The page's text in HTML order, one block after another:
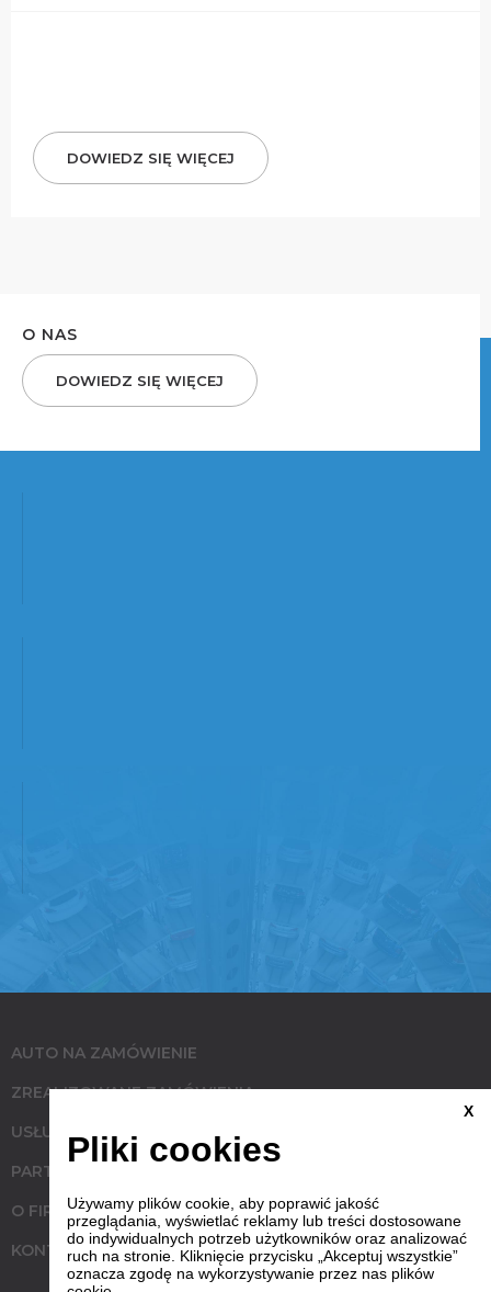
DOWIEDZ SIĘ WIĘCEJ
O NAS
DOWIEDZ SIĘ WIĘCEJ
AUTO NA ZAMÓWIENIE
ZREALIZOWANE ZAMÓWIENIA
USŁUGI
PARTNERZY
O FIRMIE
KONTAKT
X
Pliki cookies
Używamy plików cookie, aby poprawić jakość
przeglądania, wyświetlać reklamy lub treści dostosowane
do indywidualnych potrzeb użytkowników oraz analizować
ruch na stronie. Kliknięcie przycisku „Akceptuj wszystkie”
oznacza zgodę na wykorzystywanie przez nas plików